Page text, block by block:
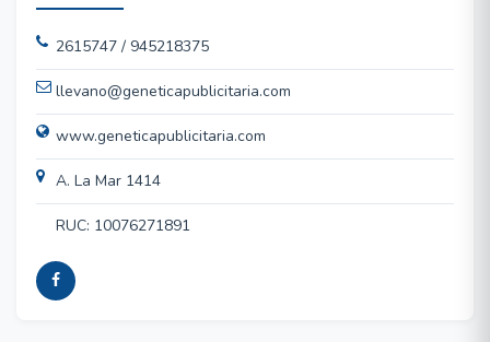
2615747 / 945218375
llevano@geneticapublicitaria.com
www.geneticapublicitaria.com
A. La Mar 1414
RUC: 10076271891